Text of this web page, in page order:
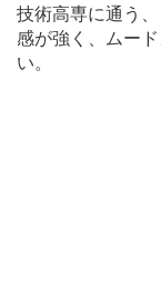
技術高専に通う
感が強く、ムー
い。